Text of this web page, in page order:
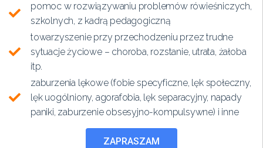
pomoc w rozwiązywaniu problemów rówieśniczych,
szkolnych, z kadrą pedagogiczną
towarzyszenie przy przechodzeniu przez trudne
sytuacje życiowe – choroba, rozstanie, utrata, żałoba
itp.
zaburzenia lękowe (fobie specyficzne, lęk społeczny,
lęk uogólniony, agorafobia, lęk separacyjny, napady
paniki, zaburzenie obsesyjno-kompulsywne) i inne
ZAPRASZAM